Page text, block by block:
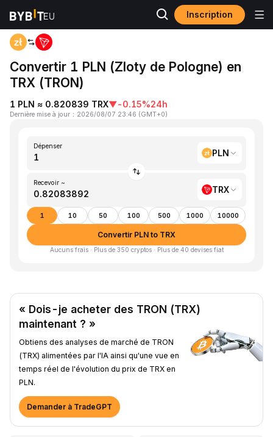
Inscription
Accueil PLN to TRX
Convertir 1 PLN (Zloty de Pologne) en
TRX (TRON)
1 PLN ≈ 0.820839 TRX▼-0.15%24h
Dernière mise à jour ： 2026/08/07 23:46 (GMT+0)
Dépenser
PLN
Recevoir ~
TRX
1 10 50 100 500 1000 10000
Convertir PLN to TRX
Aucuns frais · Plus de 350 cryptos · Plus de 40 devises fiat
« Dois-je acheter des TRON (TRX)
maintenant ? »
Obtiens des analyses de marché de TRON
(TRX) alimentées par l'IA ainsi qu'une vue en
temps réel de l'évolution du prix de TRX en
PLN.
Demander à TradeGPT